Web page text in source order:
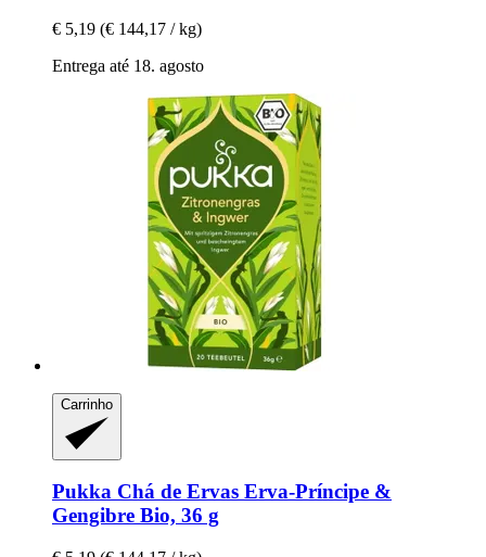
€ 5,19 (€ 144,17 / kg)
Entrega até 18. agosto
Carrinho
Pukka Chá de Ervas Erva-​Príncipe &
Gengibre Bio, 36 g